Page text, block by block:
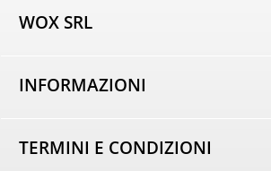
WOX SRL
COE SM21075
----
Tel. +39 0549 963801
INFORMAZIONI
Domande Frequenti
TERMINI E CONDIZIONI